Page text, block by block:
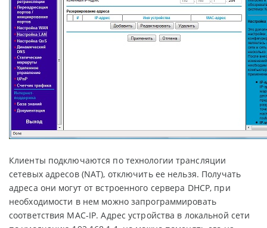
Клиенты подключаются по технологии трансляции
сетевых адресов (NAT), отключить ее нельзя. Получать
адреса они могут от встроенного сервера DHCP, при
необходимости в нем можно запрограммировать
соответствия MAC-IP. Адрес устройства в локальной сети